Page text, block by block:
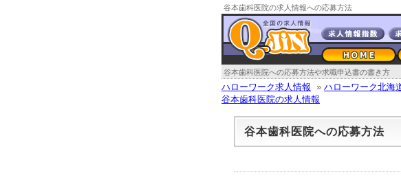
谷本歯科医院の求人情報への応募方法
谷本歯科医院への応募方法や求職申込書の書き方
ハローワーク求人情報 » ハローワーク北海
谷本歯科医院の求人情報
谷本歯科医院への応募方法